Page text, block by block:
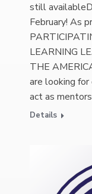
still
February! As
LEARNING
THE
are looking
act as
Details